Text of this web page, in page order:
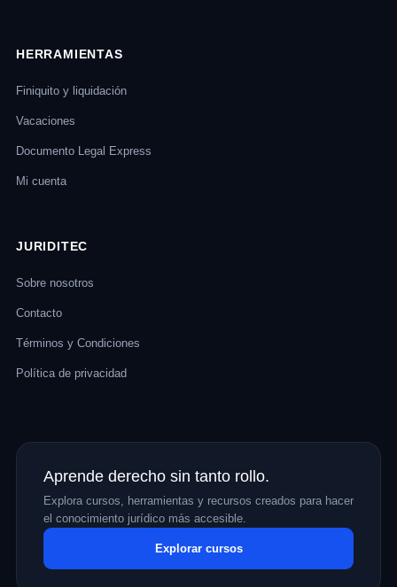
HERRAMIENTAS
Finiquito y liquidación
Vacaciones
Documento Legal Express
Mi cuenta
JURIDITEC
Sobre nosotros
Contacto
Términos y Condiciones
Política de privacidad
Aprende derecho sin tanto rollo.
Explora cursos, herramientas y recursos creados para hacer
el conocimiento jurídico más accesible.
Explorar cursos